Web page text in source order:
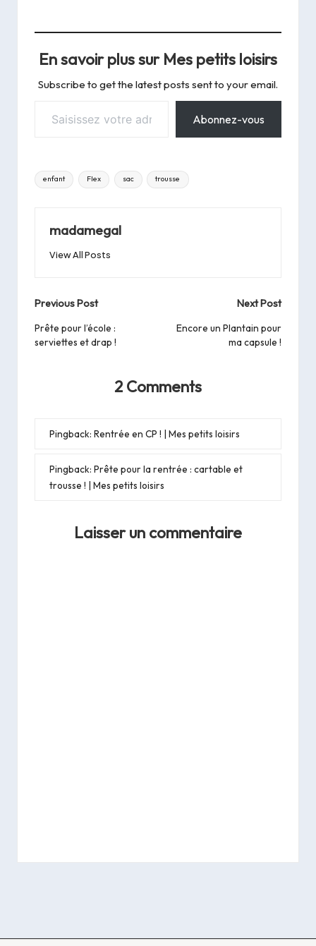
En savoir plus sur Mes petits loisirs
Subscribe to get the latest posts sent to your email.
Abonnez-vous
Tags:
enfant Flex sac trousse
madamegal
View All Posts
Post
navigation
Previous Post
Prête pour l’école :
serviettes et drap !
Next Post
Encore un Plantain pour
ma capsule !
2 Comments
Pingback: Rentrée en CP ! | Mes petits loisirs
Pingback: Prête pour la rentrée : cartable et
trousse ! | Mes petits loisirs
Laisser un commentaire